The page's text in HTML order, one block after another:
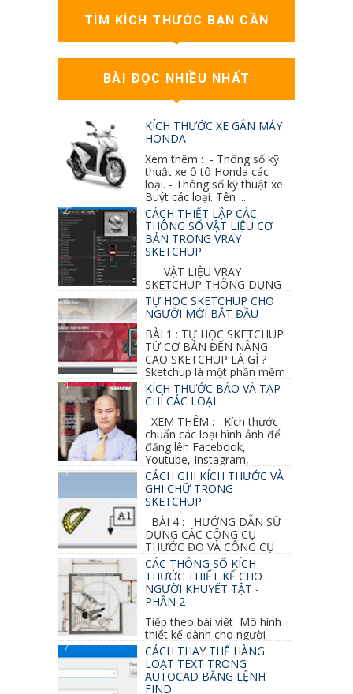
TÌM KÍCH THƯỚC BẠN CẦN
BÀI ĐỌC NHIỀU NHẤT
KÍCH THƯỚC XE GẮN MÁY
HONDA
Xem thêm : - Thông số kỹ
thuật xe ô tô Honda các
loại. - Thông số kỹ thuật xe
Buýt các loại. Tên ...
CÁCH THIẾT LẬP CÁC
THÔNG SỐ VẬT LIỆU CƠ
BẢN TRONG VRAY
SKETCHUP
VẬT LIỆU VRAY
SKETCHUP THÔNG DỤNG
NHẤT 1. VẬT LIỆU VRAY INOX BÓNG: ●
Diffuse : đen ● Reflection color ...
TỰ HỌC SKETCHUP CHO
NGƯỜI MỚI BẮT ĐẦU
BÀI 1 : TỰ HỌC SKETCHUP
TỪ CƠ BẢN ĐẾN NÂNG
CAO SKETCHUP LÀ GÌ ?
Sketchup là một phần mềm
vẽ 3d của Google, nó khá dễ sữ...
KÍCH THƯỚC BÁO VÀ TẠP
CHÍ CÁC LOẠI
XEM THÊM : Kích thước
chuẩn các loại hình ảnh để
đăng lên Facebook,
Youtube, Instagram,
Linkedin, Pinterest...CÁCH GHI KÍCH THƯỚC VÀ
GHI CHỮ TRONG
SKETCHUP
BÀI 4 : HƯỚNG DẪN SỮ
DỤNG CÁC CÔNG CỤ
THƯỚC ĐO VÀ CÔNG CỤ
GHI CHỮ 2D, 3D TRONG SKETCHUP Ở bài
học trước ta đã...
CÁC THÔNG SỐ KÍCH
THƯỚC THIẾT KẾ CHO
NGƯỜI KHUYẾT TẬT -
PHẦN 2
Tiếp theo bài viết Mô hình
thiết kế dành cho người
khuyết tật ở phần 1 chúng ta cùng tìm hiểu
thêm các vấn đề và...
CÁCH THAY THẾ HÀNG
LOẠT TEXT TRONG
AUTOCAD BẰNG LỆNH
FIND